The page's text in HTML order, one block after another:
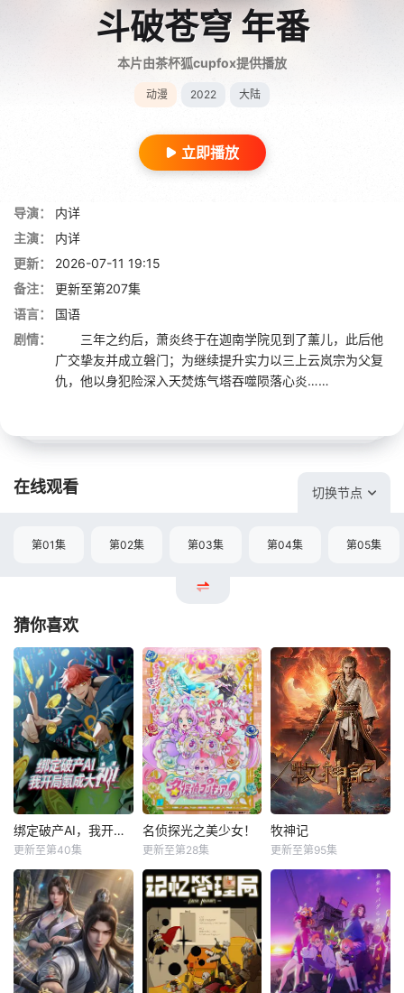
斗破苍穹 年番
本片由茶杯狐cupfox提供播放
动漫 2022 大陆
立即播放
导演：
内详
主演：
内详
更新：
2026-07-11 19:15
备注：
更新至第207集
语言：
国语
剧情：
三年之约后，萧炎终于在迦南学院见到了薰儿，此后他
广交挚友并成立磐门；为继续提升实力以三上云岚宗为父复
仇，他以身犯险深入天焚炼气塔吞噬陨落心炎……
在线观看 切换节点
第01集 第02集 第03集 第04集 第05集
猜你喜欢
绑定破产AI，我开局氪成大神动态漫
更新至第40集
名侦探光之美少女！
更新至第28集
牧神记
更新至第95集